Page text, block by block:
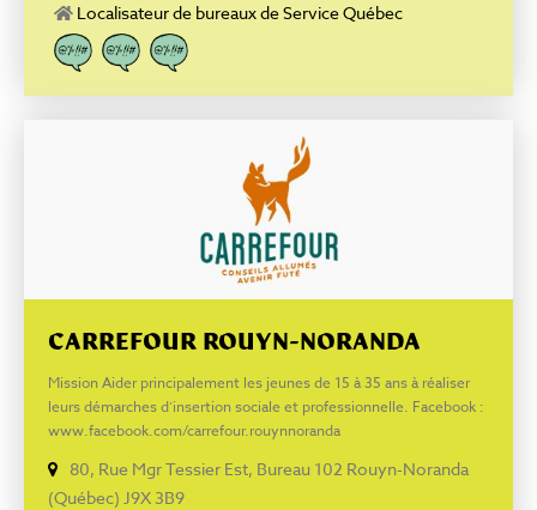
Localisateur de bureaux de Service Québec
CARREFOUR ROUYN-NORANDA
Mission Aider principalement les jeunes de 15 à 35 ans à réaliser
leurs démarches d’insertion sociale et professionnelle. Facebook :
www.facebook.com/carrefour.rouynnoranda
80, Rue Mgr Tessier Est, Bureau 102 Rouyn-Noranda
(Québec) J9X 3B9